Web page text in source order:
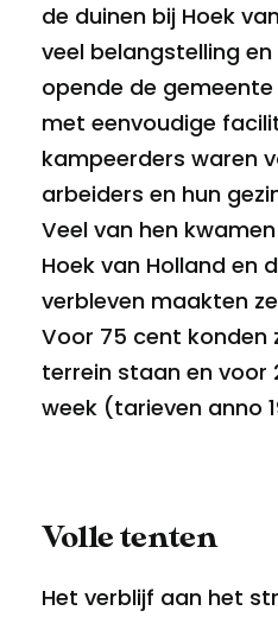
de duinen bij Hoek
veel belangstelling
opende de
met eenvoudige
kampeerders waren
arbeiders en hun
Veel van hen
Hoek van Holland en
verbleven maakten
Voor 75 cent konden
terrein staan en voor
week (tarieven anno
Volle tenten
Het verblijf aan het